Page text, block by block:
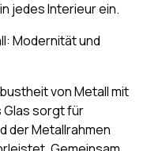
jedes Interieur ein.
Modernität und
von Metall mit
Glas sorgt für
der Metallrahmen